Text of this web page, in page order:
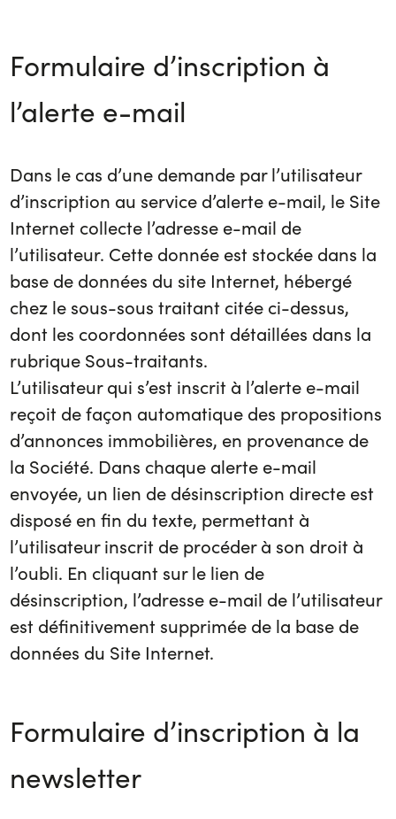
Formulaire d’inscription à
l’alerte e-mail
Dans le cas d’une demande par l’utilisateur
d’inscription au service d’alerte e-mail, le Site
Internet collecte l’adresse e-mail de
l’utilisateur. Cette donnée est stockée dans la
base de données du site Internet, hébergé
chez le sous-sous traitant citée ci-dessus,
dont les coordonnées sont détaillées dans la
rubrique Sous-traitants.
L’utilisateur qui s’est inscrit à l’alerte e-mail
reçoit de façon automatique des propositions
d’annonces immobilières, en provenance de
la Société. Dans chaque alerte e-mail
envoyée, un lien de désinscription directe est
disposé en fin du texte, permettant à
l’utilisateur inscrit de procéder à son droit à
l’oubli. En cliquant sur le lien de
désinscription, l’adresse e-mail de l’utilisateur
est définitivement supprimée de la base de
données du Site Internet.
Formulaire d’inscription à la
newsletter